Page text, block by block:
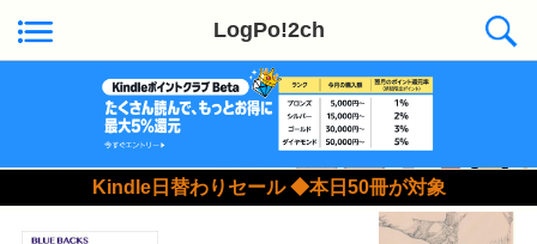
LogPo!2ch
Kindle日替わりセール ◆本日50冊が対象